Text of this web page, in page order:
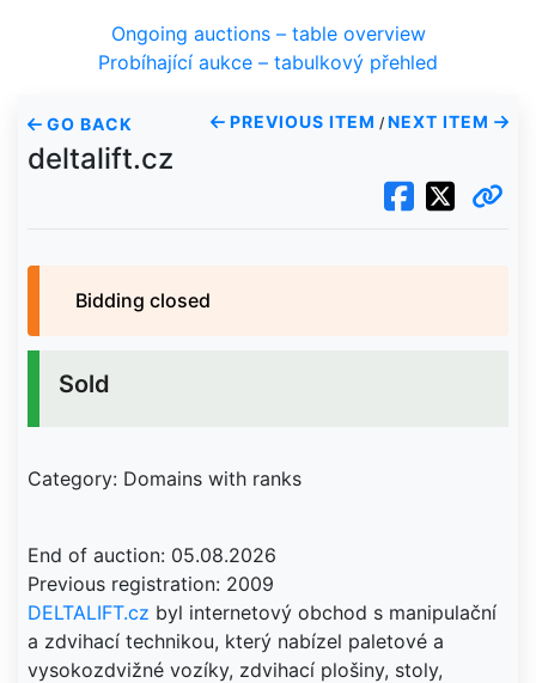
Ongoing auctions – table overview
Probíhající aukce – tabulkový přehled
GO BACK PREVIOUS ITEM / NEXT ITEM
deltalift.cz
Bidding closed
Sold
Category: Domains with ranks
End of auction: 05.08.2026
DELTALIFT.cz byl internetový obchod s manipulační
a zdvihací technikou, který nabízel paletové a
vysokozdvižné vozíky, zdvihací plošiny, stoly,